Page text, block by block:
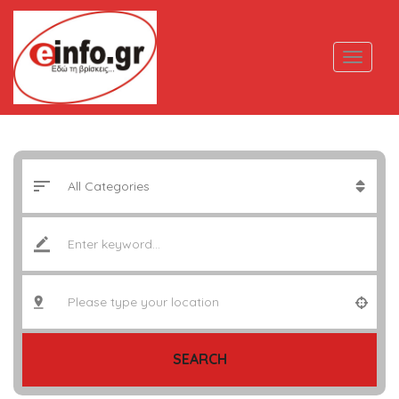
SEARCH